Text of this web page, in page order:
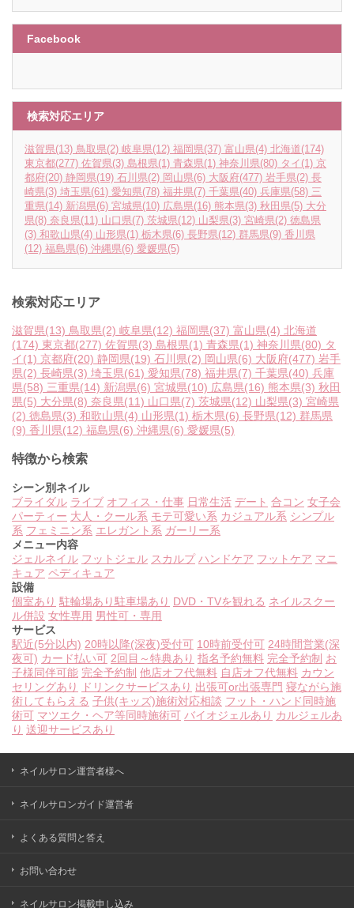
Facebook
検索対応エリア
滋賀県(13) 鳥取県(2) 岐阜県(12) 福岡県(37) 富山県(4) 北海道(174)
東京都(277) 佐賀県(3) 島根県(1) 青森県(1) 神奈川県(80) タイ (1) 京
都府(20) 静岡県(19) 石川県(2) 岡山県(6) 大阪府(477) 岩手県(2) 長
崎県(3) 埼玉県(61) 愛知県(78) 福井県(7) 千葉県(40) 兵庫県(58) 三
重県(14) 新潟県(6) 宮城県(10) 広島県(16) 熊本県(3) 秋田県(5) 大分
県(8) 奈良県(11) 山口県(7) 茨城県(12) 山梨県(3) 宮崎県(2) 徳島県
(3) 和歌山県(4) 山形県(1) 栃木県(6) 長野県(12) 群馬県(9) 香川県
(12) 福島県(6) 沖縄県(6) 愛媛県(5)
検索対応エリア
滋賀県(13) 鳥取県(2) 岐阜県(12) 福岡県(37) 富山県(4) 北海道
(174) 東京都(277) 佐賀県(3) 島根県(1) 青森県(1) 神奈川県(80) タ
イ(1) 京都府(20) 静岡県(19) 石川県(2) 岡山県(6) 大阪府(477) 岩手
県(2) 長崎県(3) 埼玉県(61) 愛知県(78) 福井県(7) 千葉県(40) 兵庫
県(58) 三重県(14) 新潟県(6) 宮城県(10) 広島県(16) 熊本県(3) 秋田
県(5) 大分県(8) 奈良県(11) 山口県(7) 茨城県(12) 山梨県(3) 宮崎県
(2) 徳島県(3) 和歌山県(4) 山形県(1) 栃木県(6) 長野県(12) 群馬県
(9) 香川県(12) 福島県(6) 沖縄県(6) 愛媛県(5)
特徴から検索
シーン別ネイル
ブライダル ライブ オフィス・仕事 日常生活 デート 合コン 女子会
パーティー 大人・クール系 モテ可愛い系 カジュアル系 シンプル
系 フェミニン系 エレガント系 ガーリー系
メニュー内容
ジェルネイル フットジェル スカルプ ハンドケア フットケア マニ
キュア ペディキュア
設備
個室あり 駐輪場あり駐車場あり DVD・TVを観れる ネイルスクー
ル併設 女性専用 男性可・専用
サービス
駅近(5分以内) 20時以降(深夜)受付可 10時前受付可 24時間営業(深
夜可) カード払い可 2回目～特典あり 指名予約無料 完全予約制 お
子様同伴可能 完全予約制 他店オフ代無料 自店オフ代無料 カウン
セリングあり
ドリンクサービスあり 出張可or出張専門 寝ながら施
術してもらえる 子供(キッズ)施術対応相談 フット・ハンド同時施
術可 マツエク・ヘア等同時施術可 バイオジェルあり カルジェルあ
り 送迎サービスあり
ネイルサロン運営者様へ
ネイルサロンガイド運営者
よくある質問と答え
お問い合わせ
ネイルサロン掲載申し込み